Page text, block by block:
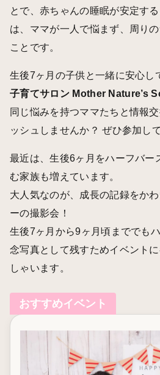
とで、赤ちゃんの睡眠が安定す
は、ママが一人で悩まず、周り
ことです。
生後7ヶ月の子供と一緒に安心し
子育てサロン Mother Nature’s
同じ悩みを持つママたちと情報
ッシュしませんか？ ぜひ参加し
最近は、生後6ヶ月をハーフバー
む家族も増えています。
大人気なのが、成長の記録をか
ーの撮影会！
生後7ヶ月から9ヶ月頃まででも
念写真として残すためイベント
しゃいます。
おすすめイベント